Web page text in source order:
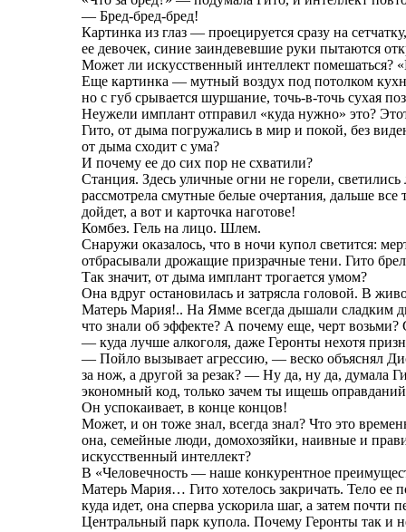
— Бред-бред-бред!
Картинка из глаз — проецируется сразу на
ее девочек, синие заиндевевшие руки пытаются
Может ли искусственный интеллект помешаться?
Еще картинка — мутный воздух под потолком
но с губ срывается шуршание, точь-в-точь сухая
Неужели имплант отправил «куда нужно» это?
Гито, от дыма погружались в мир и покой, без
от дыма сходит с ума?
И почему ее до сих пор не схватили?
Станция. Здесь уличные огни не горели,
рассмотрела смутные белые очертания, дальше
дойдет, а вот и карточка наготове!
Комбез. Гель на лицо. Шлем.
Снаружи оказалось, что в ночи купол светится:
отбрасывали дрожащие призрачные тени. Гито
Так значит, от дыма имплант трогается умом?
Она вдруг остановилась и затрясла головой. В
Матерь Мария!.. На Ямме всегда дышали сладким
что знали об эффекте? А почему еще, черт
— куда лучше алкоголя, даже Геронты нехотя
— Пойло вызывает агрессию, — веско объяснял
за нож, а другой за резак? — Ну да, ну да, думала
экономный код, только зачем ты ищешь
Он успокаивает, в конце концов!
Может, и он тоже знал, всегда знал? Что это
она, семейные люди, домохозяйки, наивные и
искусственный интеллект?
В «Человечность — наше конкурентное
Матерь Мария… Гито хотелось закричать. Тело
куда идет, она сперва ускорила шаг, а затем почти
Центральный парк купола. Почему Геронты так и